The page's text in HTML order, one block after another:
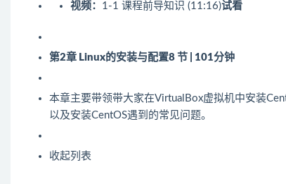
视频： 1-1 课程前导知识 (11:16)试看
第2章 Linux的安装与配置8 节 | 101分钟
本章主要带领带大家在VirtualBox虚拟机中安装
以及安装CentOS遇到的常见问题。
收起列表